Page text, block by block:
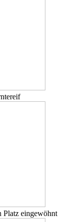
Platz eingewöhnt